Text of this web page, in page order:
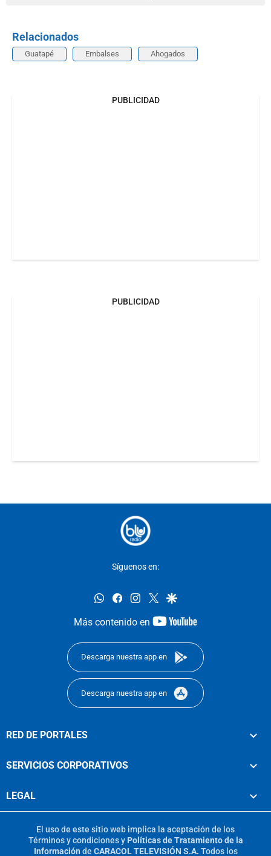
Relacionados
Guatapé Embalses Ahogados
PUBLICIDAD
PUBLICIDAD
Síguenos en:
whatsappfacebookinstagram
twittergoogle
Más contenido en
youtube-
Descarga nuestra app en
Descarga nuestra app en
RED DE PORTALES
SERVICIOS CORPORATIVOS
LEGAL
El uso de este sitio web implica la aceptación de los
Términos y condicionesy Políticas de Tratamiento de la
Información de CARACOL TELEVISIÓN S.A. Todos los